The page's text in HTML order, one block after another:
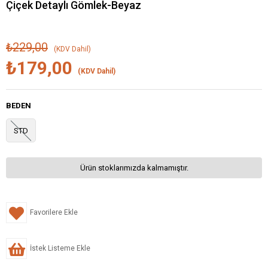
Çiçek Detaylı Gömlek-Beyaz
₺229,00 (KDV Dahil)
₺179,00 (KDV Dahil)
BEDEN
STD
Ürün stoklarımızda kalmamıştır.
Favorilere Ekle
İstek Listeme Ekle